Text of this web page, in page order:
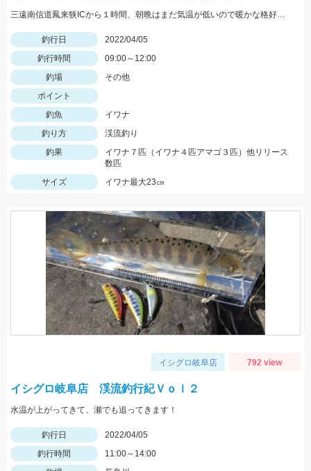
三遠南信道鳳来狭ICから１時間、朝晩はまだ気温が低いので暖かな格好で出かけて下さい。
釣行日
2022/04/05
釣行時間
09:00～12:00
釣場
その他
ポイント
釣魚
イワナ
釣り方
渓流釣り
釣果
イワナ７匹（イワナ４匹アマゴ３匹）他リリース
数匹
サイズ
イワナ最大23㎝
イシグロ岐阜店 792 view
イシグロ岐阜店 渓流釣行紀Ｖｏｌ２
水温が上がってきて、瀬でも追ってきます！
釣行日
2022/04/05
釣行時間
11:00～14:00